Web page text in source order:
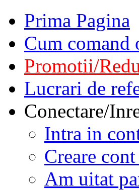
Prima Pagina
Cum comand
Promotii/
Lucrari de
Conectare/
Intra in
Creare
Am uitat